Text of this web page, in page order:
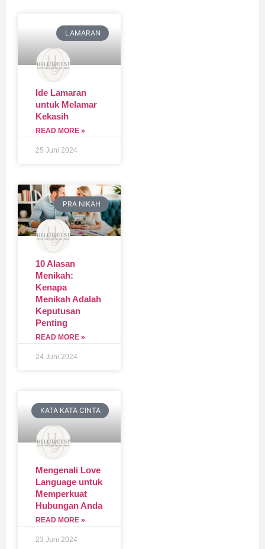
LAMARAN
Ide Lamaran
untuk Melamar
Kekasih
READ MORE »
25 Juni 2024
PRA NIKAH
10 Alasan
Menikah:
Kenapa
Menikah Adalah
Keputusan
Penting
READ MORE »
24 Juni 2024
KATA KATA CINTA
Mengenali Love
Language untuk
Memperkuat
Hubungan Anda
READ MORE »
23 Juni 2024